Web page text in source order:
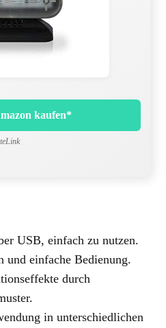
kaufen*
USB, einfach zu nutzen.
und einfache Bedienung.
durch
in unterschiedlichen